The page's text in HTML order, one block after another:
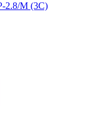
2.8/M (3C)